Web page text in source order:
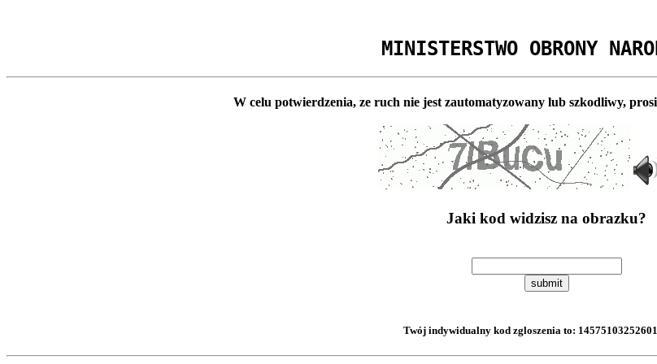
MINISTERSTWO OBRONY
W celu potwierdzenia, ze ruch nie jest zautomatyzowany lub szkodliwy,
Jaki kod widzisz na obrazku?
submit
Twój indywidualny kod zgloszenia to: